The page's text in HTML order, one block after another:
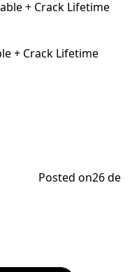
+ Crack Lifetime
Posted on26 de